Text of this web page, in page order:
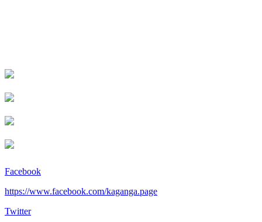
Facebook
https://www.facebook.com/kaganga.page
Twitter